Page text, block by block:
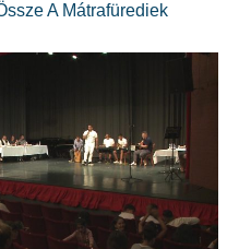
A Mátrafürediek